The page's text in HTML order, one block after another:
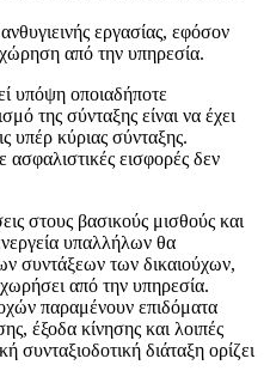
εργασίας, εφόσον
από την υπηρεσία.
υπόψη οποιαδήποτε
της σύνταξης είναι να έχει
υπέρ κύριας σύνταξης.
εισφορές δεν
στους βασικούς μισθούς και
υπαλλήλων θα
συντάξεων των δικαιούχων,
από την υπηρεσία.
παραμένουν επιδόματα
έξοδα κίνησης και λοιπές
συνταξιοδοτική διάταξη ορίζει